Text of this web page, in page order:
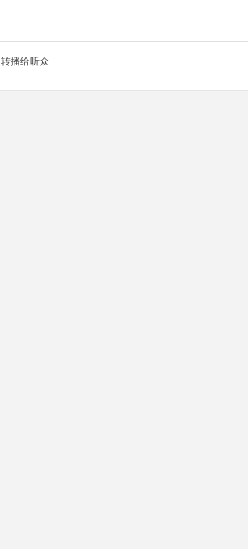
转播给听众